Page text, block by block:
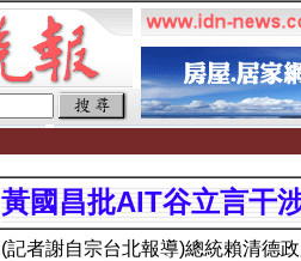
黃國昌批AIT谷立言干
(記者謝自宗台北報導)總統賴清德